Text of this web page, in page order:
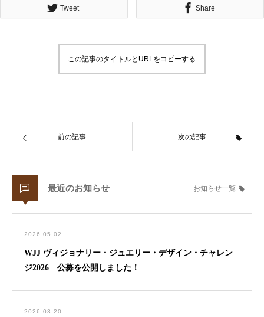
Tweet Share
この記事のタイトルとURLをコピーする
前の記事 次の記事
最近のお知らせ お知らせ一覧
2026.05.02
WJJ ヴィジョナリー・ジュエリー・デザイン・チャレン
ジ2026 公募を公開しました！
2026.03.20